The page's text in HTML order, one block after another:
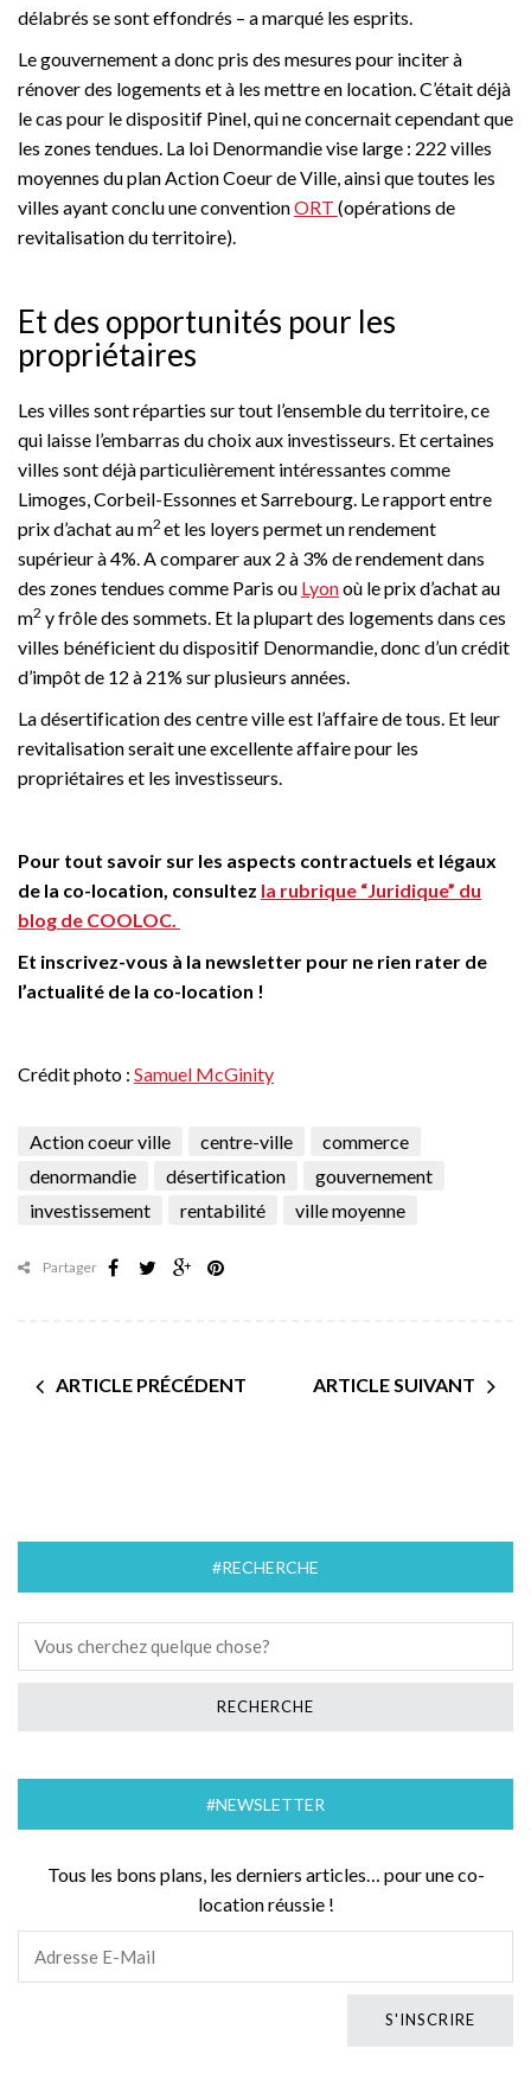
délabrés se sont effondrés – a marqué les esprits.
Le gouvernement a donc pris des mesures pour inciter à
rénover des logements et à les mettre en location. C’était déjà
le cas pour le dispositif Pinel, qui ne concernait cependant que
les zones tendues. La loi Denormandie vise large : 222 villes
moyennes du plan Action Coeur de Ville, ainsi que toutes les
villes ayant conclu une conventionORT (opérations de
revitalisation du territoire).
Et des opportunités pour les
propriétaires
Les villes sont réparties sur tout l’ensemble du territoire, ce
qui laisse l’embarras du choix aux investisseurs. Et certaines
villes sont déjà particulièrement intéressantes comme
Limoges, Corbeil-Essonnes et Sarrebourg. Le rapport entre
prix d’achat au m2 et les loyers permet un rendement
supérieur à 4%. A comparer aux 2 à 3% de rendement dans
des zones tendues comme Paris ou Lyonoù le prix d’achat au
m2 y frôle des sommets. Et la plupart des logements dans ces
villes bénéficient du dispositif Denormandie, donc d’un crédit
d’impôt de 12 à 21% sur plusieurs années.
La désertification des centre ville est l’affaire de tous. Et leur
revitalisation serait une excellente affaire pour les
propriétaires et les investisseurs.
Pour tout savoir sur les aspects contractuels et légaux
de la co-location, consultez la rubrique “Juridique” du
blog de COOLOC.
Et inscrivez-vous à la newsletter pour ne rien rater de
l’actualité de la co-location !
Crédit photo : Samuel McGinity
Action coeur ville centre-ville
commerce
denormandie
désertification
gouvernement
investissement
rentabilité ville moyenne
Partager
ARTICLE PRÉCÉDENT ARTICLE SUIVANT
#RECHERCHE
#NEWSLETTER
Tous les bons plans, les derniers articles… pour une co-
location réussie !